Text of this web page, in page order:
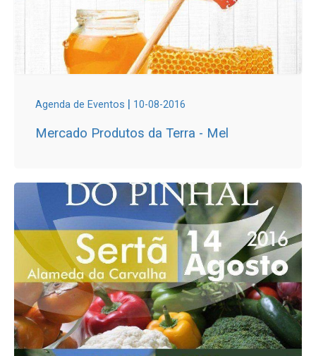
Agenda de Eventos | 10-08-2016
Mercado Produtos da Terra - Mel